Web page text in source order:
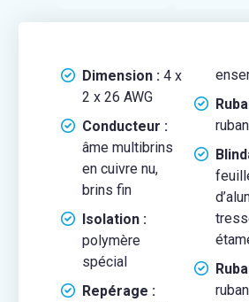
Dimension :4 x
2 x 26 AWG
Conducteur :
âme multibrins
en cuivre nu,
brins fin
Isolation :
polymère
spécial
Repérage :